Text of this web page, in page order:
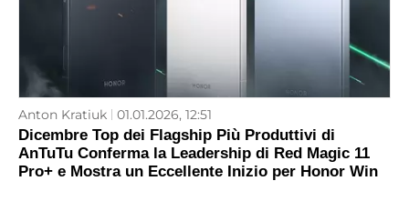
Anton Kratiuk 01.01.2026, 12:51
Dicembre Top dei Flagship Più Produttivi di
AnTuTu Conferma la Leadership di Red Magic 11
Pro+ e Mostra un Eccellente Inizio per Honor Win